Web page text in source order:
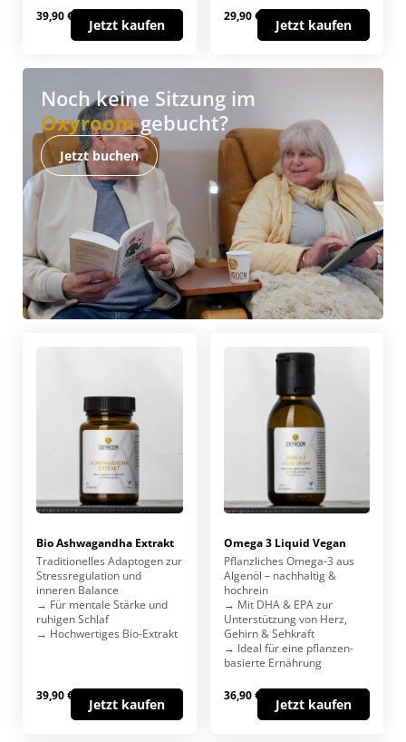
39,90 €
Jetzt kaufen
29,90 €
Jetzt kaufen
Bio Ashwagandha Extrakt
Traditionelles Adaptogen zur
Stress­regulation und
inneren Balance
→ Für mentale Stärke und
ruhigen Schlaf
→ Hochwertiges Bio-Extrakt
39,90 €
Jetzt kaufen
Noch keine Sitzung im
Oxyroomgebucht?
Jetzt buchen
Omega 3 Liquid Vegan
Pflanzliches Omega-3 aus
Algenöl – nachhaltig &
hochrein
→ Mit DHA & EPA zur
Unterstützung von Herz,
Gehirn & Sehkraft
→ Ideal für eine pflanzen­
basierte Ernährung
36,90 €
Jetzt kaufen